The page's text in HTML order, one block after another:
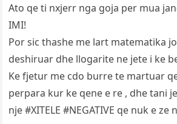
Ato qe ti nxjerr nga goja per mua jane
IMI!
Por sic thashe me lart matematika
deshiruar dhe llogarite ne jete i ke
Ke fjetur me cdo burre te martuar
perpara kur ke qene e re , dhe tani
nje #XITELE #NEGATIVE qe nuk e ze